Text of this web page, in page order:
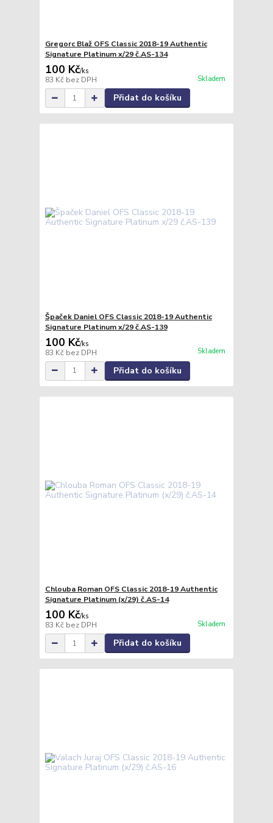
Gregorc Blaž OFS Classic 2018-19 Authentic
Signature Platinum x/29 č.AS-134
100 Kč/ks
83 Kč bez DPH Skladem
Přidat do košíku
Špaček Daniel OFS Classic 2018-19 Authentic
Signature Platinum x/29 č.AS-139
100 Kč/ks
83 Kč bez DPH Skladem
Přidat do košíku
Chlouba Roman OFS Classic 2018-19 Authentic
Signature Platinum (x/29) č.AS-14
100 Kč/ks
83 Kč bez DPH Skladem
Přidat do košíku